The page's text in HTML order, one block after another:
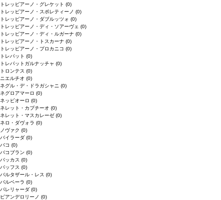
トレッビアーノ・グレケット (0)
トレッビアーノ・スポレティーノ (0)
トレッビアーノ・ダブルッツォ (0)
トレッビアーノ・ディ・ソアーヴェ (0)
トレッビアーノ・ディ・ルガーナ (0)
トレッビアーノ・トスカーナ (0)
トレッビアーノ・プロカニコ (0)
トレパット (0)
トレパットガルナッチャ (0)
トロンテス (0)
ニエルチオ (0)
ネグル・デ・ドラガシャニ (0)
ネグロアマーロ (0)
ネッビオーロ (0)
ネレット・カプチーオ (0)
ネレット・マスカレーゼ (0)
ネロ・ダヴォラ (0)
ノヴァク (0)
バイラーダ (0)
バコ (0)
バコブラン (0)
バッカス (0)
バッフス (0)
バルタザール・レス (0)
バルベーラ (0)
パレリャーダ (0)
ピアンデロリーノ (0)